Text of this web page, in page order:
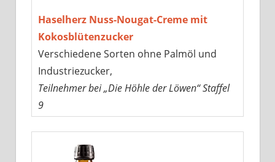
Haselherz Nuss-Nougat-Creme mit
Kokosblütenzucker
Verschiedene Sorten ohne Palmöl und
Industriezucker,
Teilnehmer bei „Die Höhle der Löwen“ Staffel
9